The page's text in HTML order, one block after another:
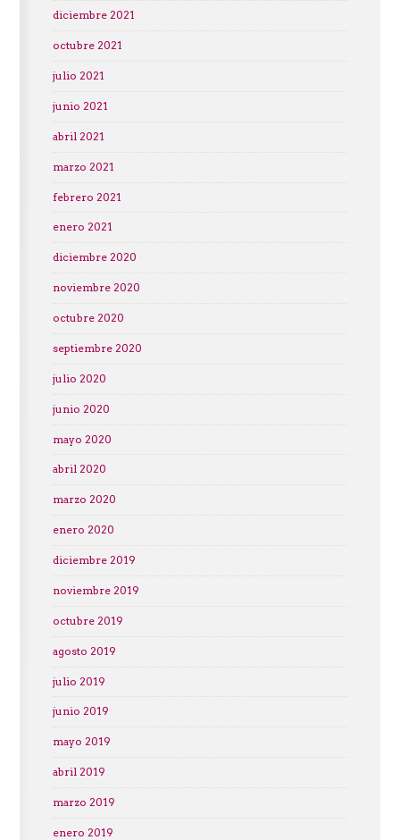
diciembre 2021
octubre 2021
julio 2021
junio 2021
abril 2021
marzo 2021
febrero 2021
enero 2021
diciembre 2020
noviembre 2020
octubre 2020
septiembre 2020
julio 2020
junio 2020
mayo 2020
abril 2020
marzo 2020
enero 2020
diciembre 2019
noviembre 2019
octubre 2019
agosto 2019
julio 2019
junio 2019
mayo 2019
abril 2019
marzo 2019
enero 2019